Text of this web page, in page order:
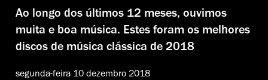
Ao longo dos últimos 12 meses, ouvimos
muita e boa música. Estes foram os melhores
discos de música clássica de 2018
segunda-feira 10 dezembro 2018